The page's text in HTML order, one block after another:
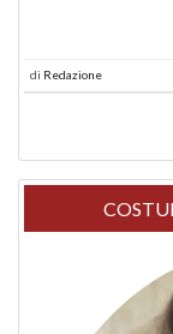
di Redazione